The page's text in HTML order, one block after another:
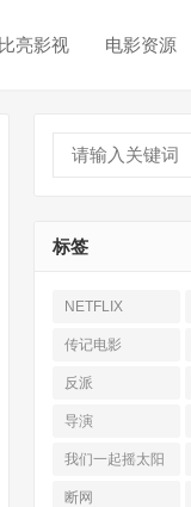
比亮影视 电影资源
标签
NETFLIX
传记电影
反派
导演
我们一起摇太阳
断网